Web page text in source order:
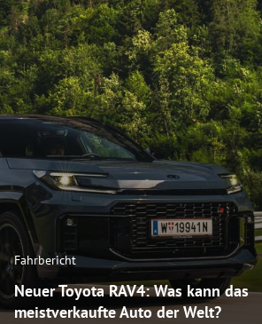
Fahrbericht
Neuer Toyota RAV4: Was kann das
meistverkaufte Auto der Welt?